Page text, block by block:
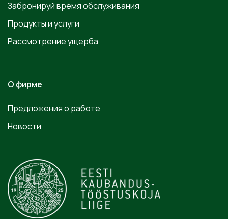
Забронируй время обслуживания
Продукты и услуги
Рассмотрение ущерба
О фирме
Предложения о работе
Новости